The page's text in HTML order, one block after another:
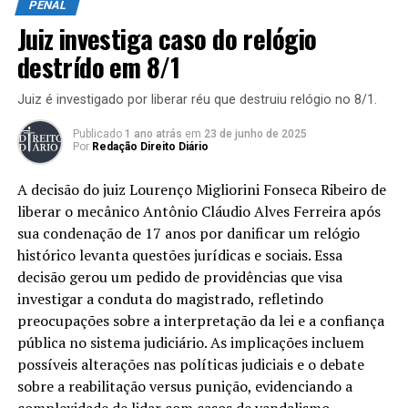
alternativa que permite evitar a ação penal, oferecendo
uma chance ao réu de cumprir determinadas condições.
Contudo, a reincidência pode interferir nessa
possibilidade. Quando a reincidência ocorre, há
frequentemente uma dúvida se o ANPP pode ser
aplicado. Analisaremos essa relação:
revogação do ANPP, mas cada situação é avaliada
individualmente.
A decisão do juiz pode considerar a gravidade do
segundo crime e o histórico do réu.
A interpretação da lei é crucial, já que nem toda
reincidência resulta em revogação automática do
acordo.
É importante entender que cada caso é único e que o
impacto da reincidência no ANPP pode variar de acordo
justifique o ato. A jurisprudência tem
moldado a aplicação da lei, destacando a
importância de entender os impactos
legais e sociais que podem surgir desse
crime.
pelo simples ato de fornecer dados incorretos sobre si
mesmo? Isso mesmo! Na legislação brasileira, esse delito
é previsto no artigo 307 do Código Penal, que busca
punir pessoas que tentam esconder sua verdadeira
identidade para obter vantagens. Este artigo vai
explorar a fundo as implicações legais desse crime,
trazendo exemplos, jurisprudência e o que a
jurisprudência diz sobre a autodefesa quando o tema é
falsa identidade. Continue lendo e descubra por que esse
assunto é tão relevante no Brasil contemporâneo!
PENAL
Juiz investiga caso do relógio
destrído em 8/1
Juiz é investigado por liberar réu que destruiu relógio no 8/1.
Publicado 1 ano atrás em 23 de junho de 2025
Por Redação Direito Diário
A decisão do juiz Lourenço Migliorini Fonseca Ribeiro de
liberar o mecânico Antônio Cláudio Alves Ferreira após
sua condenação de 17 anos por danificar um relógio
histórico levanta questões jurídicas e sociais. Essa
decisão gerou um pedido de providências que visa
investigar a conduta do magistrado, refletindo
preocupações sobre a interpretação da lei e a confiança
pública no sistema judiciário. As implicações incluem
possíveis alterações nas políticas judiciais e o debate
sobre a reabilitação versus punição, evidenciando a